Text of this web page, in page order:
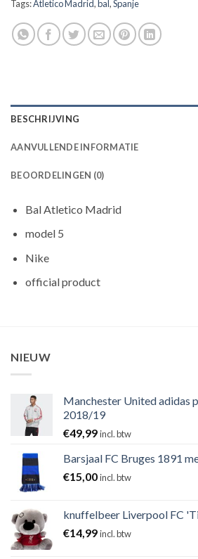
Tags:Atletico Madrid,bal,Spanje
BESCHRIJVING
AANVULLENDE INFORMATIE
BEOORDELINGEN (0)
Bal Atletico Madrid
model 5
Nike
official product
NIEUW
Manchester United adidas
2018/19
€49,99incl. btw
Barsjaal FC Bruges 1891
€15,00incl. btw
knuffelbeer Liverpool FC
€14,99incl. btw